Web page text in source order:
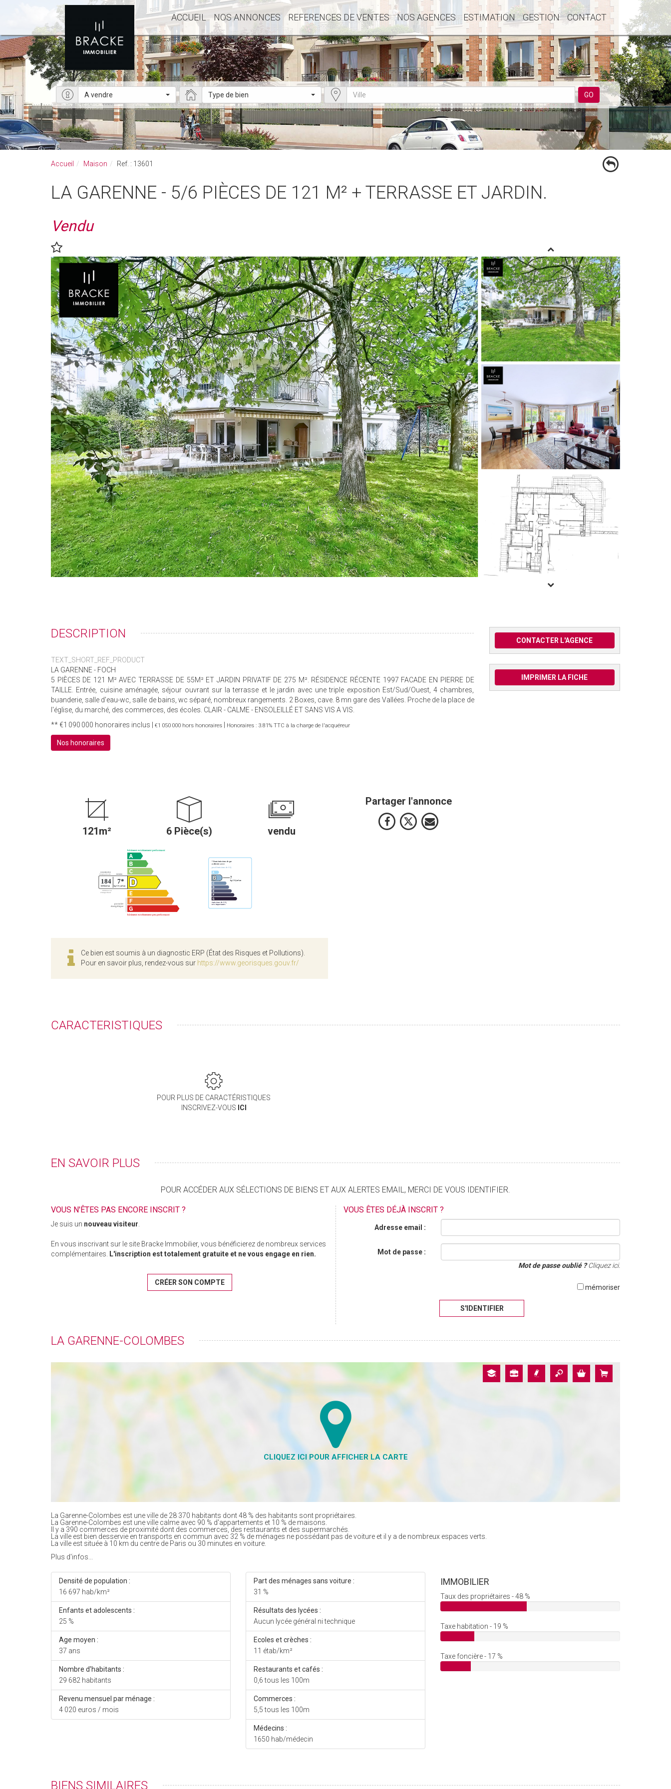
ACCUEIL NOS ANNONCES REFERENCES DE VENTES NOS AGENCES ESTIMATION GESTION CONTACT
A vendre Type de bien GO
Accueil Maison Ref. : 13601
LA GARENNE - 5/6 PIÈCES DE 121 M² + TERRASSE ET JARDIN.
Vendu
DESCRIPTION
TEXT_SHORT_REF_PRODUCT
LA GARENNE - FOCH
5 PIÈCES DE 121 M² AVEC TERRASSE DE 55M² ET JARDIN PRIVATIF DE 275 M². RÉSIDENCE RÉCENTE 1997 FACADE EN PIERRE DE
TAILLE. Entrée, cuisine aménagée, séjour ouvrant sur la terrasse et le jardin avec une triple exposition Est/Sud/Ouest, 4 chambres,
buanderie, salle d'eau-wc, salle de bains, wc séparé, nombreux rangements. 2 Boxes, cave. 8 mn gare des Vallées. Proche de la place de
l'église, du marché, des commerces, des écoles. CLAIR - CALME - ENSOLEILLÉ ET SANS VIS A VIS.
** €1 090 000 honoraires inclus €1 050 000 hors honoraires Honoraires : 3.81% TTC à la charge de l'acquéreur
Nos honoraires
121m² 6 Pièce(s) vendu
Ce bien est soumis à un diagnostic ERP (État des Risques et Pollutions).
Pour en savoir plus, rendez-vous sur https://www.georisques.gouv.fr/
Partager l'annonce
CONTACTER L'AGENCE
IMPRIMER LA FICHE
CARACTERISTIQUES
POUR PLUS DE CARACTÉRISTIQUES
INSCRIVEZ-VOUS ICI
EN SAVOIR PLUS
POUR ACCÉDER AUX SÉLECTIONS DE BIENS ET AUX ALERTES EMAIL, MERCI DE VOUS IDENTIFIER.
VOUS N'ÊTES PAS ENCORE INSCRIT ?
Je suis un nouveau visiteur.
En vous inscrivant sur le site Bracke Immobilier, vous bénéficierez de nombreux services
complémentaires. L'inscription est totalement gratuite et ne vous engage en rien.
CRÉER SON COMPTE
VOUS ÊTES DÉJÀ INSCRIT ?
Adresse email :
Mot de passe :
Mot de passe oublié ?Cliquez ici.
mémoriser
S'IDENTIFIER
LA GARENNE-COLOMBES
La Garenne-Colombes est une ville de 28 370 habitants dont 48 % des habitants sont propriétaires.
La Garenne-Colombes est une ville calme avec 90 % d'appartements et 10 % de maisons.
Il y a 390 commerces de proximité dont des commerces, des restaurants et des supermarchés.
La ville est bien desservie en transports en commun avec 32 % de ménages ne possédant pas de voiture et il y a de nombreux espaces verts.
La ville est située à 10 km du centre de Paris ou 30 minutes en voiture.
Plus d'infos...
Densité de population :
16 697 hab/km²
Enfants et adolescents :
25 %
Age moyen :
37 ans
Nombre d'habitants :
29 682 habitants
Revenu mensuel par ménage :
4 020 euros / mois
Part des ménages sans voiture :
31 %
Résultats des lycées :
Aucun lycée général ni technique
Ecoles et crèches :
11 étab/km²
Restaurants et cafés :
0,6 tous les 100m
Commerces :
5,5 tous les 100m
Médecins :
1650 hab/médecin
IMMOBILIER
Taux des propriétaires - 48 %
Taxe habitation - 19 %
Taxe foncière - 17 %
BIENS SIMILAIRES